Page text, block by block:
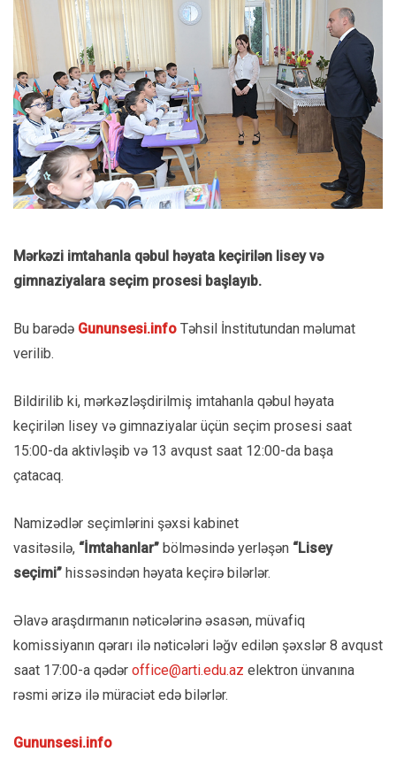
Mərkəzi imtahanla qəbul həyata keçirilən lisey və
gimnaziyalara seçim prosesi başlayıb.
Bu barədə Gununsesi.info Təhsil İnstitutundan məlumat
verilib.
Bildirilib ki, mərkəzləşdirilmiş imtahanla qəbul həyata
keçirilən lisey və gimnaziyalar üçün seçim prosesi saat
15:00-da aktivləşib və 13 avqust saat 12:00-da başa
çatacaq.
Namizədlər seçimlərini şəxsi kabinet
vasitəsilə, “İmtahanlar” bölməsində yerləşən “Lisey
seçimi” hissəsindən həyata keçirə bilərlər.
Əlavə araşdırmanın nəticələrinə əsasən, müvafiq
komissiyanın qərarı ilə nəticələri ləğv edilən şəxslər 8 avqust
saat 17:00-a qədər office@arti.edu.az elektron ünvanına
rəsmi ərizə ilə müraciət edə bilərlər.
Gununsesi.info